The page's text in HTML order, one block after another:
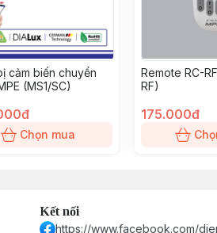
cảm biến chuyển
(MS1/SC)
Chọn mua
Remote RC-
RF)
175.000đ
Kết nối
https://www.facebook.com/